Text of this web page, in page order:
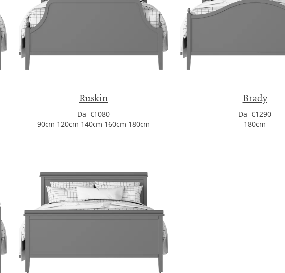
Ruskin
Da €1080
90cm 120cm 140cm 160cm 180cm
Brady
Da €1290
180cm